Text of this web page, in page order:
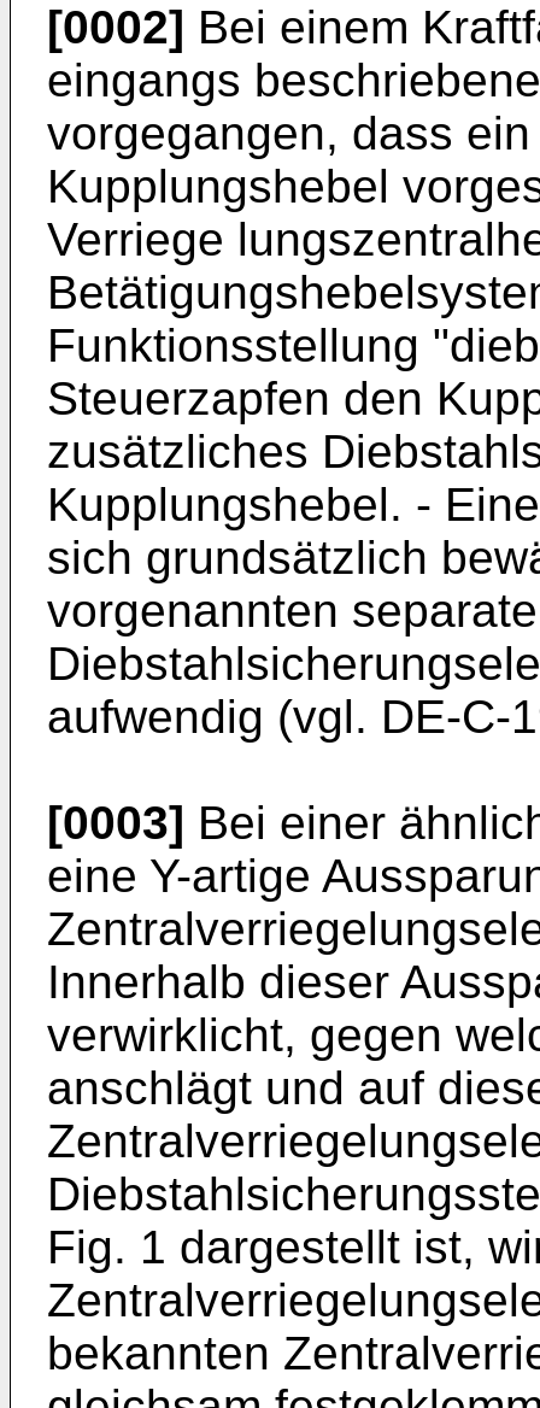
[0002] Bei einem
eingangs
vorgegangen, dass
Kupplungshebel
Verriege
Funktionsstellung
Steuerzapfen den
zusätzliches
Kupplungshebel. -
sich grundsätzlich
vorgenannten
aufwendig (vgl. DE-C-
[0003] Bei einer
eine Y-artige
Innerhalb dieser
verwirklicht, gegen
anschlägt und auf
Fig. 1 dargestellt ist,
bekannten